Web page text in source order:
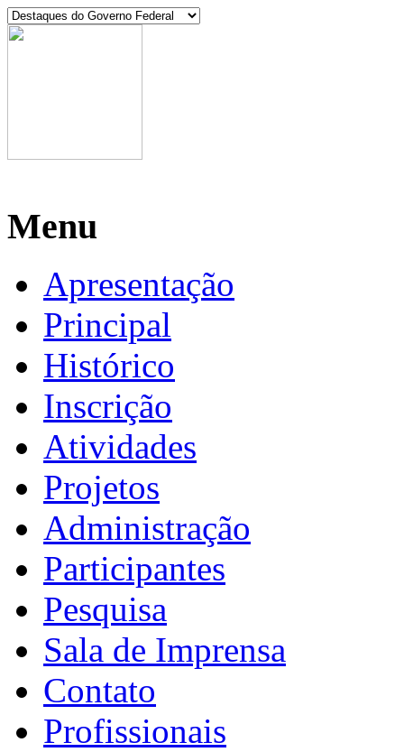
Menu
Apresentação
Principal
Histórico
Inscrição
Atividades
Projetos
Administração
Participantes
Pesquisa
Sala de Imprensa
Contato
Profissionais